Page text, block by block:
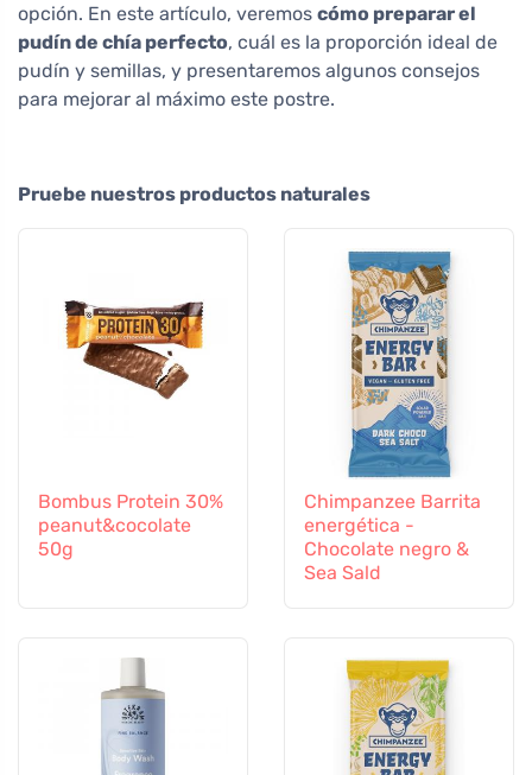
opción. En este artículo, veremos cómo preparar el
pudín de chía perfecto, cuál es la proporción ideal de
pudín y semillas, y presentaremos algunos consejos
para mejorar al máximo este postre.
Pruebe nuestros productos naturales
Bombus Protein 30%
peanut&cocolate
50g
Chimpanzee Barrita
energética -
Chocolate negro &
Sea Sald